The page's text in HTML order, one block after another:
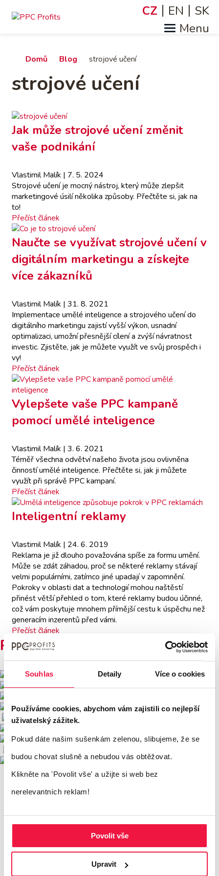
Souhlas Detaily Více o cookies
Používáme cookies, abychom vám zajistili co nejlepší
uživatelský zážitek.
Pokud dáte našim sušenkám zelenou, slibujeme, že se
budou chovat slušně a nebudou vás obtěžovat.
Klikněte na 'Povolit vše' a užijte si web bez
nerelevantních reklam!
Povolit vše
Upravit
Jazyky
CZ EN SK
Drobečková
navigace
Domů Blog strojové učení
strojové učení
Jak může strojové učení změnit
vaše podnikání
Vlastimil Malík | 7. 5. 2024
Strojové učení je mocný nástroj, který může zlepšit
marketingové úsilí několika způsoby. Přečtěte si, jak na
to!
Přečíst článek
Naučte se využívat strojové učení v
digitálním marketingu a získejte
více zákazníků
Vlastimil Malík | 31. 8. 2021
Implementace umělé inteligence a strojového učení do
digitálního marketingu zajistí vyšší výkon, usnadní
optimalizaci, umožní přesnější cílení a zvýší návratnost
investic. Zjistěte, jak je můžete využít ve svůj prospěch i
vy!
Přečíst článek
Vylepšete vaše PPC kampaně
pomocí umělé inteligence
Vlastimil Malík | 3. 6. 2021
Téměř všechna odvětví našeho života jsou ovlivněna
činností umělé inteligence. Přečtěte si, jak ji můžete
využít při správě PPC kampaní.
Přečíst článek
Inteligentní reklamy
Vlastimil Malík | 24. 6. 2019
Reklama je již dlouho považována spíše za formu umění.
Může se zdát záhadou, proč se některé reklamy stávají
velmi populárními, zatímco jiné upadají v zapomnění.
Pokroky v oblasti dat a technologií mohou naštěstí
přinést větší přehled o tom, které reklamy budou účinné,
což vám poskytuje mnohem přímější cestu k úspěchu než
generacím inzerentů před vámi.
Přečíst článek
Používáme tyto nástroje